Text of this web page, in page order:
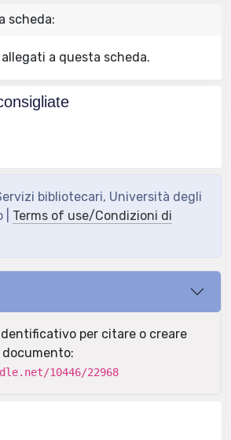
scheda:
a questa scheda.
bibliotecari, Università degli
Terms of use/Condizioni di
per citare o creare
10446/22968